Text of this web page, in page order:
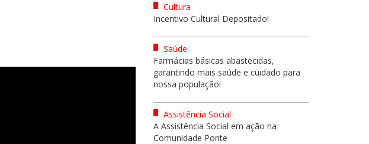
Cultura
Incentivo Cultural Depositado!
Saúde
Farmácias básicas abastecidas,
garantindo mais saúde e cuidado para
nossa população!
Assistência Social
A Assistência Social em ação na
Comunidade Ponte